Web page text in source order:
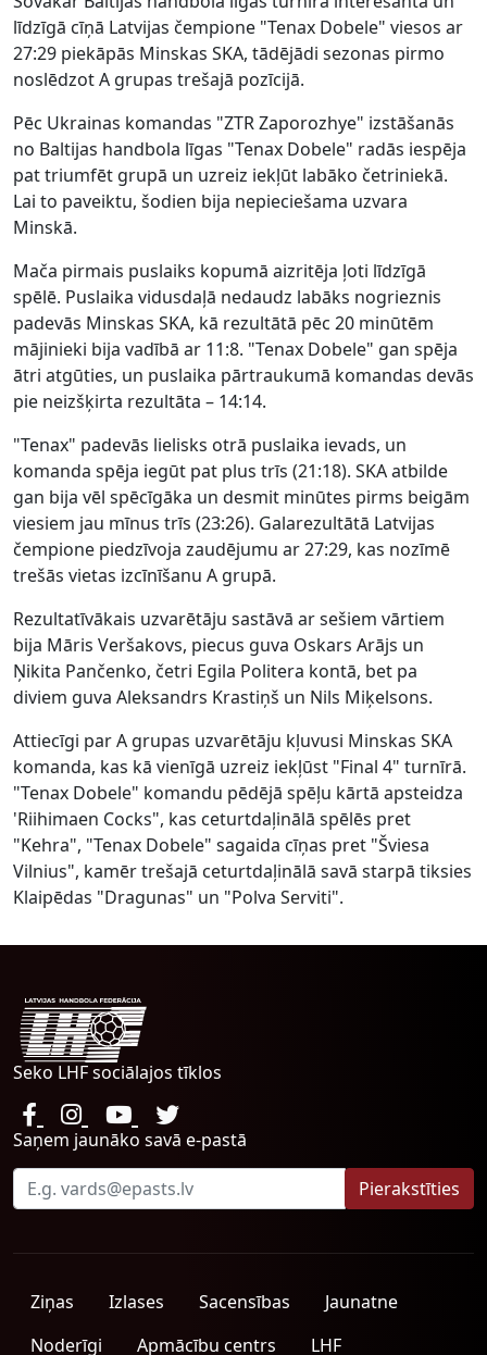
līdzīgā cīņā Latvijas čempione "Tenax Dobele" viesos ar
27:29 piekāpās Minskas SKA, tādējādi sezonas pirmo
noslēdzot A grupas trešajā pozīcijā.
Pēc Ukrainas komandas "ZTR Zaporozhye" izstāšanās
no Baltijas handbola līgas "Tenax Dobele" radās iespēja
pat triumfēt grupā un uzreiz iekļūt labāko četriniekā.
Lai to paveiktu, šodien bija nepieciešama uzvara
Minskā.
Mača pirmais puslaiks kopumā aizritēja ļoti līdzīgā
spēlē. Puslaika vidusdaļā nedaudz labāks nogrieznis
padevās Minskas SKA, kā rezultātā pēc 20 minūtēm
mājinieki bija vadībā ar 11:8. "Tenax Dobele" gan spēja
ātri atgūties, un puslaika pārtraukumā komandas devās
pie neizšķirta rezultāta – 14:14.
"Tenax" padevās lielisks otrā puslaika ievads, un
komanda spēja iegūt pat plus trīs (21:18). SKA atbilde
gan bija vēl spēcīgāka un desmit minūtes pirms beigām
viesiem jau mīnus trīs (23:26). Galarezultātā Latvijas
čempione piedzīvoja zaudējumu ar 27:29, kas nozīmē
trešās vietas izcīnīšanu A grupā.
Rezultatīvākais uzvarētāju sastāvā ar sešiem vārtiem
bija Māris Veršakovs, piecus guva Oskars Arājs un
Ņikita Pančenko, četri Egila Politera kontā, bet pa
diviem guva Aleksandrs Krastiņš un Nils Miķelsons.
Attiecīgi par A grupas uzvarētāju kļuvusi Minskas SKA
komanda, kas kā vienīgā uzreiz iekļūst "Final 4" turnīrā.
"Tenax Dobele" komandu pēdējā spēļu kārtā apsteidza
'Riihimaen Cocks", kas ceturtdaļinālā spēlēs pret
"Kehra", "Tenax Dobele" sagaida cīņas pret "Šviesa
Vilnius", kamēr trešajā ceturtdaļinālā savā starpā tiksies
Klaipēdas "Dragunas" un "Polva Serviti".
Seko LHF sociālajos tīklos
Saņem jaunāko savā e-pastā
Ziņas Izlases Sacensības
Jaunatne
Noderīgi
Apmācību centrs LHF